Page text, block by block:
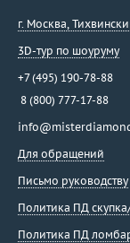
г. Москва,
3D-тур по шоуруму
+7 (495) 190-78-88
8 (800) 777-17-88
Для обращений
Письмо руководству
Политика ПД
Политика ПД